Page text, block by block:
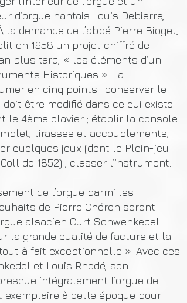
d’orgue nantais Louis Debierre,
demande de l’abbé Pierre Bioget,
en 1958 un projet chiffré de
plus tard, « les éléments d’un
Historiques ». La
en cinq points : conserver le
doit être modifié dans ce qui existe
le 4ème clavier ; établir la console
tirasses et accouplements,
quelques jeux (dont le Plein-jeu
de 1852) ; classer l’instrument.
de l’orgue parmi les
de Pierre Chéron seront
alsacien Curt Schwenkedel
la grande qualité de facture et la
à fait exceptionnelle ». Avec ces
et Louis Rhodé, son
intégralement l’orgue de
à cette époque pour